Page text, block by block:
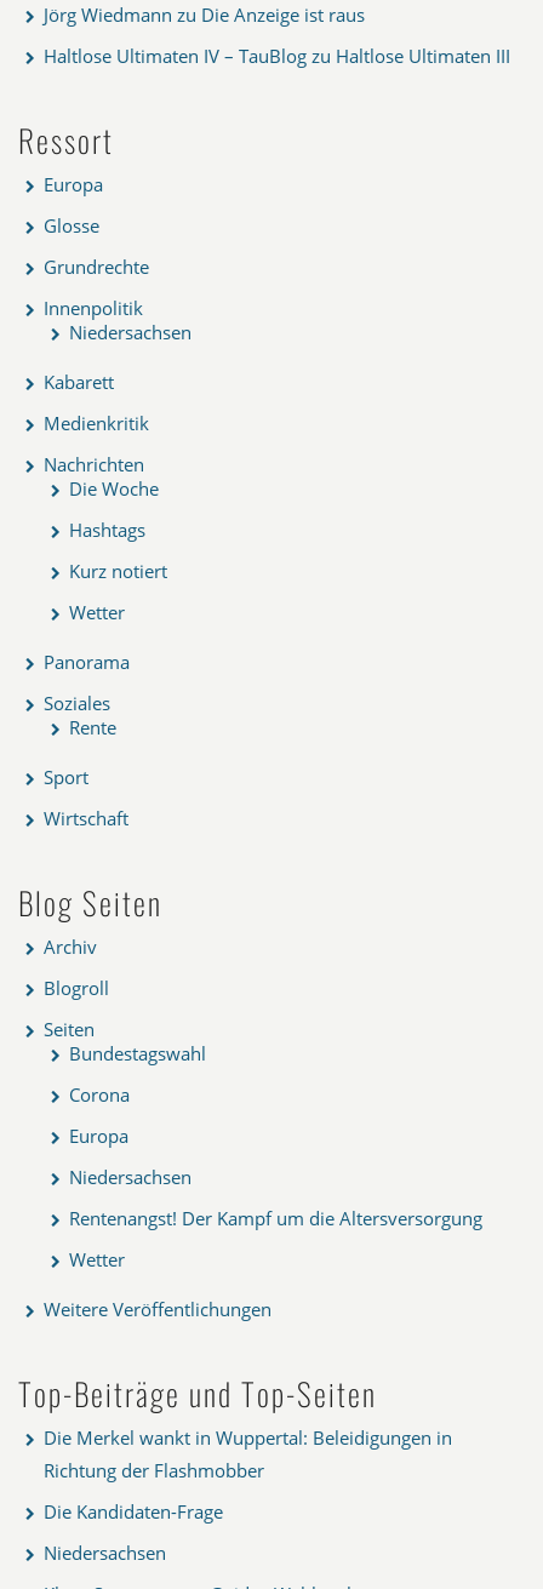
Jörg Wiedmann zu Die Anzeige ist raus
Haltlose Ultimaten IV – TauBlog zu Haltlose Ultimaten III
Ressort
Europa
Glosse
Grundrechte
Innenpolitik
Niedersachsen
Kabarett
Medienkritik
Nachrichten
Die Woche
Hashtags
Kurz notiert
Wetter
Panorama
Soziales
Rente
Sport
Wirtschaft
Blog Seiten
Archiv
Blogroll
Seiten
Bundestagswahl
Corona
Europa
Niedersachsen
Rentenangst! Der Kampf um die Altersversorgung
Wetter
Weitere Veröffentlichungen
Top-Beiträge und Top-Seiten
Die Merkel wankt in Wuppertal: Beleidigungen in
Richtung der Flashmobber
Die Kandidaten-Frage
Niedersachsen